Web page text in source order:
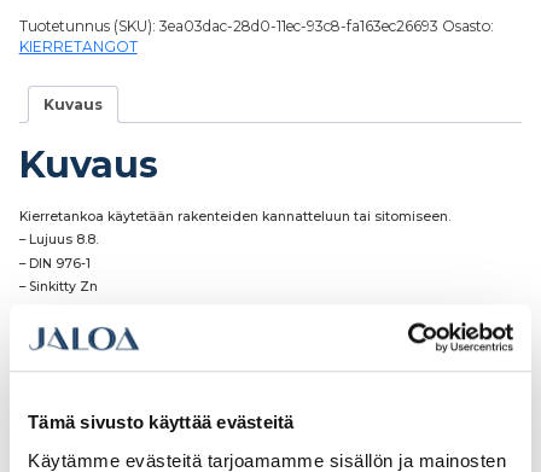
Tämä sivusto käyttää evästeitä
Käytämme evästeitä tarjoamamme sisällön ja mainosten
Tuotetunnus (SKU): 3ea03dac-28d0-11ec-93c8-fa163ec26693 Osasto:
KIERRETANGOT
Kuvaus
Kuvaus
Kierretankoa käytetään rakenteiden kannatteluun tai sitomiseen.
– Lujuus 8.8.
– DIN 976-1
– Sinkitty Zn
Tutustu myös